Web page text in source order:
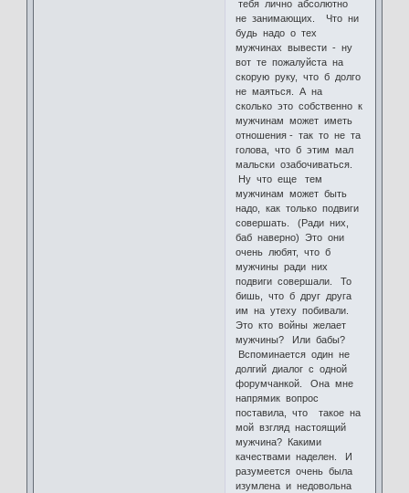
тебя лично абсолютно
не занимающих. Что ни
будь надо о тех
мужчинах вывести - ну
вот те пожалуйста на
скорую руку, что б долго
не маяться. А на
сколько это собственно к
мужчинам может иметь
отношения - так то не та
голова, что б этим мал
мальски озабочиваться.
Ну что еще тем
мужчинам может быть
надо, как только подвиги
совершать. (Ради них,
баб наверно) Это они
очень любят, что б
мужчины ради них
подвиги совершали. То
бишь, что б друг друга
им на утеху побивали.
Это кто войны желает
мужчины? Или бабы?
Вспоминается один не
долгий диалог с одной
форумчанкой. Она мне
напрямик вопрос
поставила, что такое на
мой взгляд настоящий
мужчина? Какими
качествами наделен. И
разумеется очень была
изумлена и недовольна